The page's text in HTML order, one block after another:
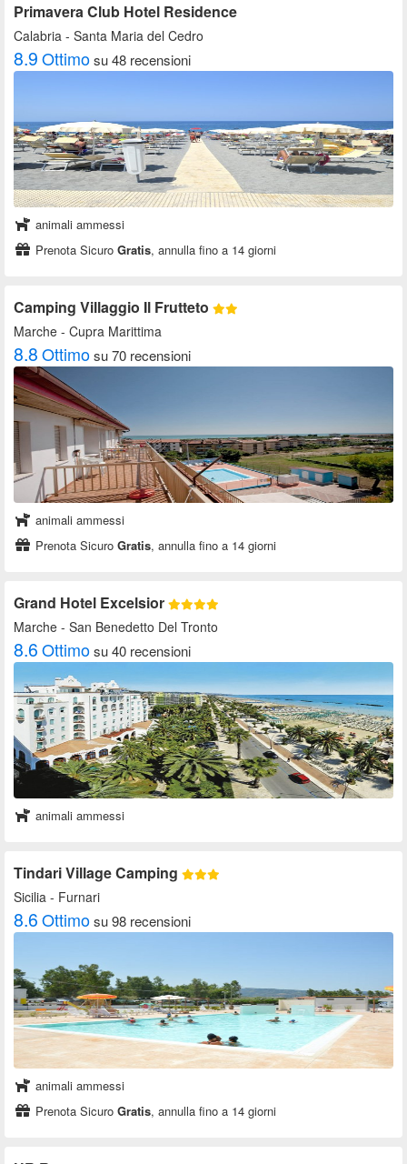
Primavera Club Hotel Residence
Calabria - Santa Maria del Cedro
8.9Ottimosu 48 recensioni
animali ammessi
Prenota Sicuro Gratis, annulla fino a 14 giorni
Camping Villaggio Il Frutteto
Marche - Cupra Marittima
8.8Ottimosu 70 recensioni
animali ammessi
Prenota Sicuro Gratis, annulla fino a 14 giorni
Grand Hotel Excelsior
Marche - San Benedetto Del Tronto
8.6Ottimosu 40 recensioni
animali ammessi
Tindari Village Camping
Sicilia - Furnari
8.6Ottimosu 98 recensioni
animali ammessi
Prenota Sicuro Gratis, annulla fino a 14 giorni